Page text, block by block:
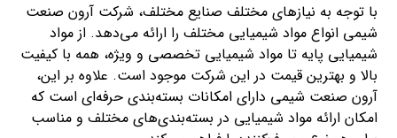
با توجه به نیازهای مختلف صنایع مختلف، شرکت آرون صنعت
شیمی انواع مواد شیمیایی مختلف را ارائه می‌دهد. از مواد
شیمیایی پایه تا مواد شیمیایی تخصصی و ویژه، همه با کیفیت
بالا و بهترین قیمت در این شرکت موجود است. علاوه بر این،
آرون صنعت شیمی دارای امکانات بسته‌بندی حرفه‌ای است که
امکان ارائه مواد شیمیایی در بسته‌بندی‌های مختلف و مناسب